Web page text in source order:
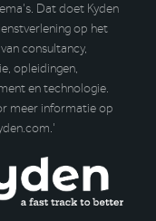
Dat doet Kyden
op het
consultancy,
opleidingen,
en technologie.
meer informatie op
.’